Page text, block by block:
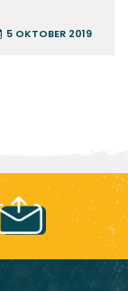
5 OKTOBER 2019